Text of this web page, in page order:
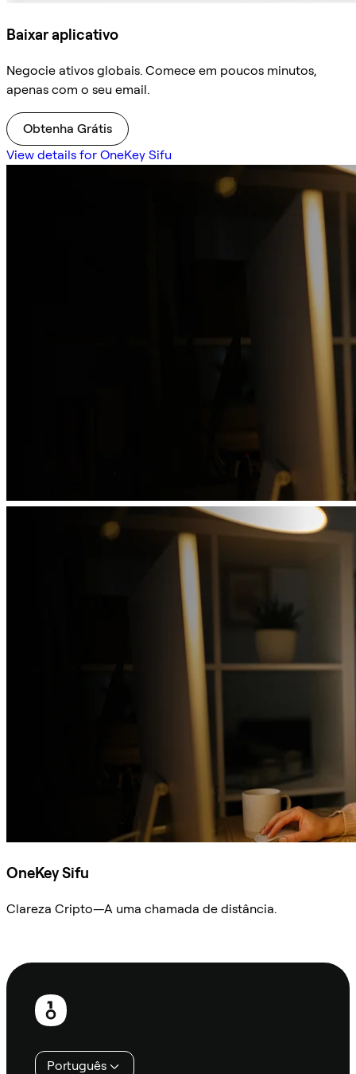
Baixar aplicativo
Negocie ativos globais. Comece em poucos minutos,
apenas com o seu email.
Obtenha Grátis
View details for OneKey Sifu
OneKey Sifu
Clareza Cripto—A uma chamada de distância.
Rodapé
Português